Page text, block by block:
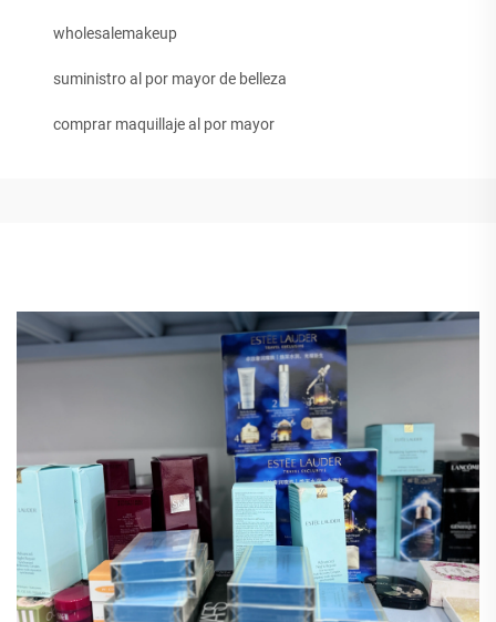
wholesalemakeup
suministro al por mayor de belleza
comprar maquillaje al por mayor